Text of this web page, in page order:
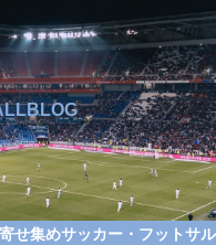
寄せ集めサッカー・フット